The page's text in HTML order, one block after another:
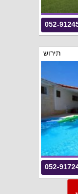
052-
תירוש
052-